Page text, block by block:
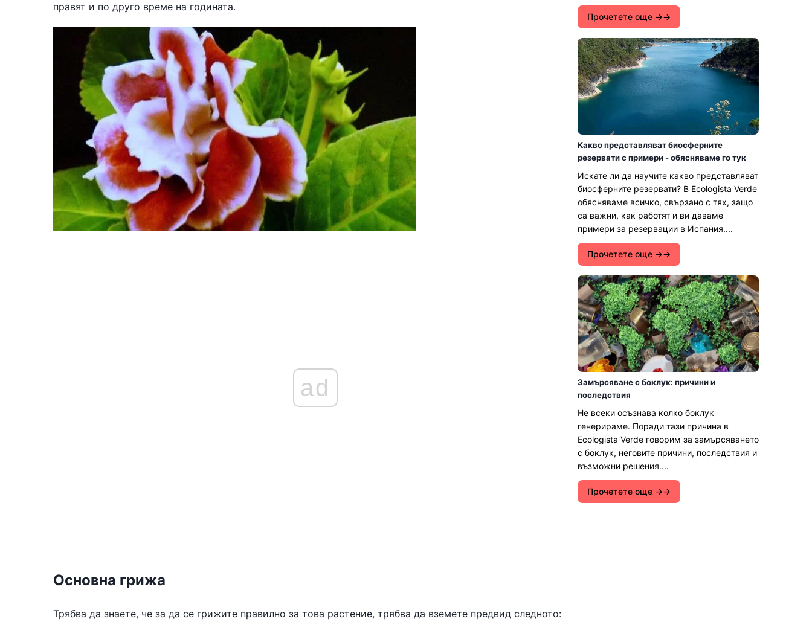
правят и по друго време на годината.
ad
Основна грижа
Трябва да знаете, че за да се грижите правилно за това растение, трябва да вземете предвид следното:
Прочетете още →
Какво представляват биосферните
резервати с примери - обясняваме го тук
Искате ли да научите какво представляват
биосферните резервати? В Ecologista Verde
обясняваме всичко, свързано с тях, защо
са важни, как работят и ви даваме
примери за резервации в Испания....
Прочетете още →
Замърсяване с боклук: причини и
последствия
Не всеки осъзнава колко боклук
генерираме. Поради тази причина в
Ecologista Verde говорим за замърсяването
с боклук, неговите причини, последствия и
възможни решения....
Прочетете още →